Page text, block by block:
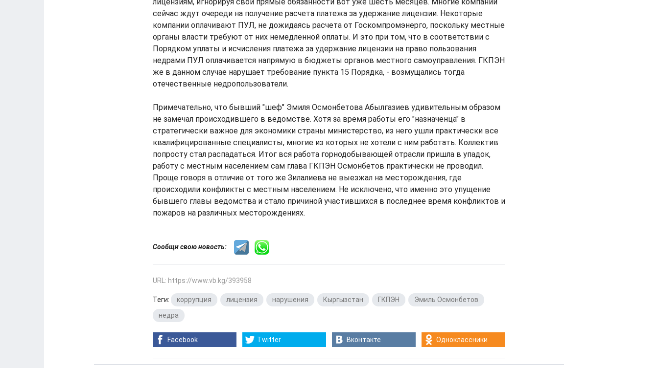
сейчас ждут очереди на получение расчета платежа за удержание лицензии. Некоторые
компании оплачивают ПУЛ, не дожидаясь расчета от Госкомпромэнерго, поскольку местные
органы власти требуют от них немедленной оплаты. И это при том, что в соответствии с
Порядком уплаты и исчисления платежа за удержание лицензии на право пользования
недрами ПУЛ оплачивается напрямую в бюджеты органов местного самоуправления. ГКПЭН
же в данном случае нарушает требование пункта 15 Порядка, - возмущались тогда
отечественные недропользователи.
Примечательно, что бывший "шеф" Эмиля Осмонбетова Абылгазиев удивительным образом
не замечал происходившего в ведомстве. Хотя за время работы его "назначенца" в
стратегически важное для экономики страны министерство, из него ушли практически все
квалифицированные специалисты, многие из которых не хотели с ним работать. Коллектив
попросту стал распадаться. Итог вся работа горнодобывающей отрасли пришла в упадок,
работу с местным населением сам глава ГКПЭН Осмонбетов практически не проводил.
Проще говоря в отличие от того же Зилалиева не выезжал на месторождения, где
происходили конфликты с местным населением. Не исключено, что именно это упущение
бывшего главы ведомства и стало причиной участившихся в последнее время конфликтов и
пожаров на различных месторождениях.
Сообщи свою новость:
URL: https://www.vb.kg/393958
Теги: коррупция лицензия нарушения Кыргызстан ГКПЭН Эмиль Осмонбетов
недра
Facebook Twitter Вконтакте Одноклассники